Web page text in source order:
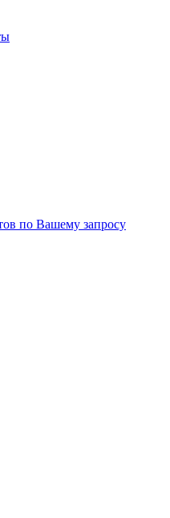
по Вашему запросу